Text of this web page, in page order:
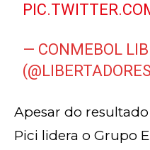
— CONMEBOL
Apesar do
Pici lidera o Grupo